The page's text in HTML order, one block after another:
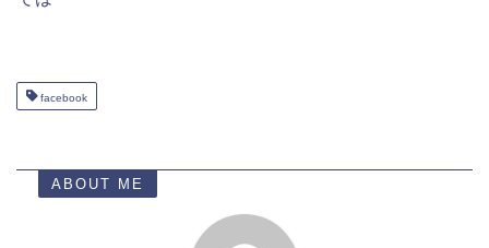
facebook
ABOUT ME